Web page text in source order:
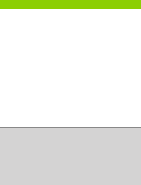
Direkt zum Inhalt